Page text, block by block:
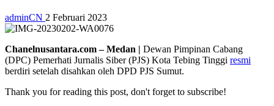
adminCN 2 Februari 2023
Chanelnusantara.com – Medan | Dewan Pimpinan Cabang
(DPC) Pemerhati Jurnalis Siber (PJS) Kota Tebing Tinggi resmi
berdiri setelah disahkan oleh DPD PJS Sumut.
Thank you for reading this post, don't forget to subscribe!